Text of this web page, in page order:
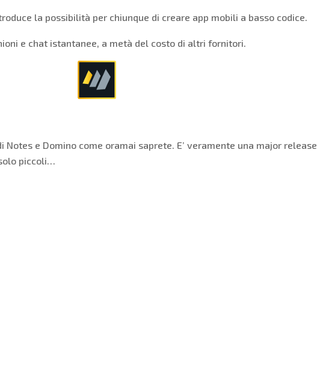
la possibilità per chiunque di creare app mobili a basso codice.
e chat istantanee, a metà del costo di altri fornitori.
Notes e Domino come oramai saprete. E’ veramente una major release
piccoli…